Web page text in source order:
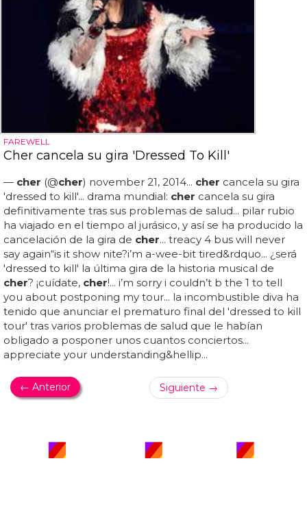
FAREWELL
Cher cancela su gira 'Dressed To Kill'
— cher (@cher) november 21, 2014... cher cancela su gira
'dressed to kill'... drama mundial: cher cancela su gira
definitivamente tras sus problemas de salud... pilar rubio
ha viajado en el tiempo al jurásico, y así se ha producido la
cancelación de la gira de cher... treacy 4 bus will never
say again“is it show nite?i’m a-wee-bit tired&rdquo... ¿será
'dressed to kill' la última gira de la historia musical de
cher? ¡cuídate, cher!... i’m sorry i couldn’t b the 1 to tell
you about postponing my tour... la incombustible diva ha
tenido que anunciar el prematuro final del 'dressed to kill
tour' tras varios problemas de salud que le habían
obligado a posponer unos cuantos conciertos...
appreciate your understanding&hellip...
← Anterior Siguiente →